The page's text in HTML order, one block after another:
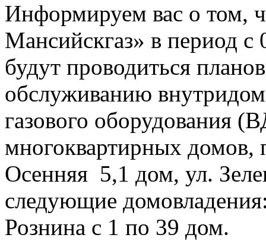
Информируем вас о том,
Мансийскгаз» в период с
будут проводиться
обслуживанию
газового
многоквартирных
Осенняя 5,1 дом, ул.
следующие
Рознина с 1 по 39 дом.